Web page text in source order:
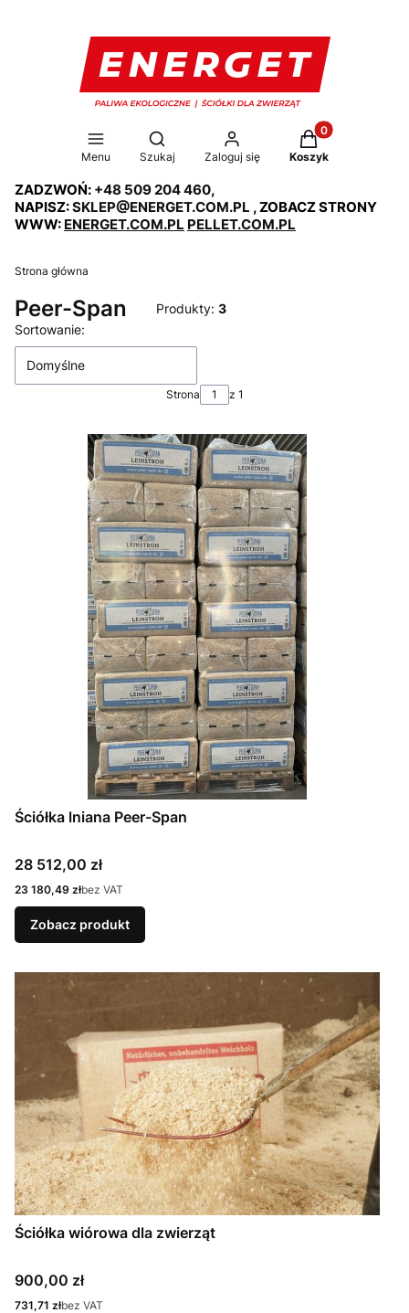
Menu
Otwórz wyszukiwarkę
Szukaj Zaloguj się
Produkty w
Koszyk
ZADZWOŃ: +48 509 204 460,
NAPISZ:SKLEP@ENERGET.COM.PL , ZOBACZ STRONY
WWW: ENERGET.COM.PL PELLET.COM.PL
Strona główna
Peer-Span Produkty: 3
Lista produktów
Sortowanie:
Domyślne
Strona z 1
Ściółka lniana Peer-Span
Cena
28 512,00 zł
Cena
23 180,49 złbez VAT
Zobacz produkt
Ściółka wiórowa dla zwierząt
Cena
900,00 zł
Cena
731,71 złbez VAT